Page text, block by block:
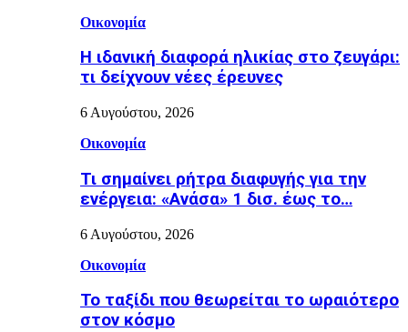
Οικονομία
Η ιδανική διαφορά ηλικίας στο ζευγάρι:
τι δείχνουν νέες έρευνες
6 Αυγούστου, 2026
Οικονομία
Τι σημαίνει ρήτρα διαφυγής για την
ενέργεια: «Ανάσα» 1 δισ. έως το…
6 Αυγούστου, 2026
Οικονομία
Το ταξίδι που θεωρείται το ωραιότερο
στον κόσμο